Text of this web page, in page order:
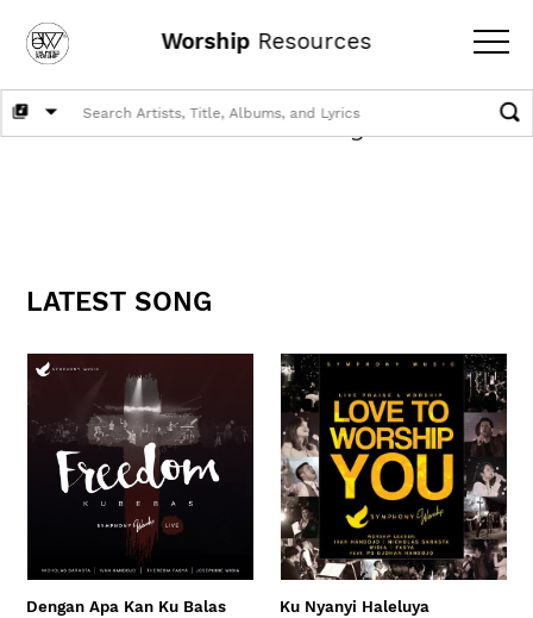
Worship Resources
LATEST SONG
Dengan Apa Kan Ku Balas
Ku Nyanyi Haleluya